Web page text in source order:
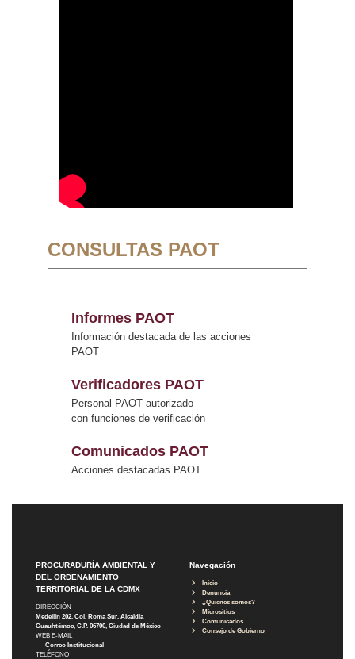
CONSULTAS PAOT
Informes PAOT
Información destacada de las acciones
PAOT
Verificadores PAOT
Personal PAOT autorizado
con funciones de verificación
Comunicados PAOT
Acciones destacadas PAOT
PROCURADURÍA AMBIENTAL Y
DEL ORDENAMIENTO
TERRITORIAL DE LA CDMX
DIRECCIÓN
Medellín 202, Col. Roma Sur, Alcaldía
Cuauhtémoc, C.P. 06700, Ciudad de México
WEB E-MAIL
Correo Institucional
TELÉFONO
Navegación
Inicio
Denuncia
¿Quiénes somos?
Micrositios
Comunicados
Consejo de Gobierno